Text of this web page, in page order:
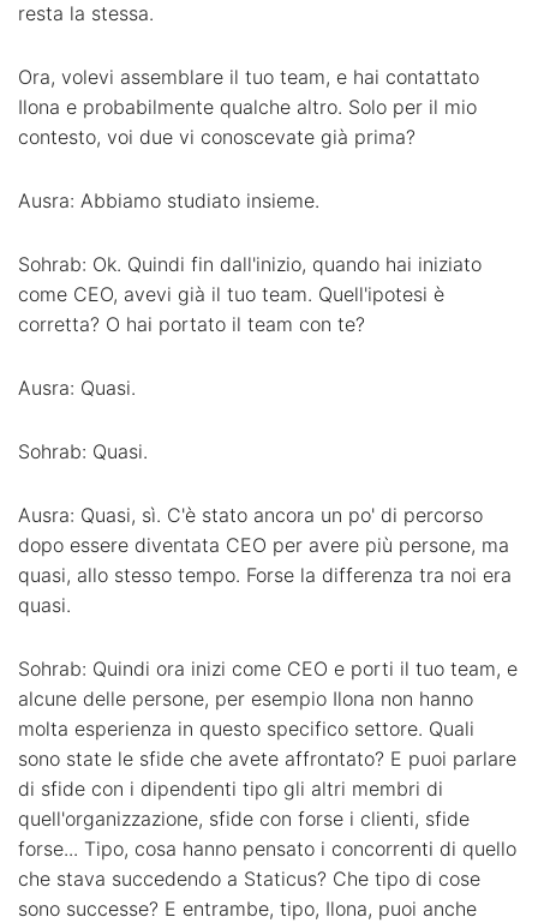
resta la stessa.
Ora, volevi assemblare il tuo team, e hai contattato
Ilona e probabilmente qualche altro. Solo per il mio
contesto, voi due vi conoscevate già prima?
Ausra: Abbiamo studiato insieme.
Sohrab: Ok. Quindi fin dall'inizio, quando hai iniziato
come CEO, avevi già il tuo team. Quell'ipotesi è
corretta? O hai portato il team con te?
Ausra: Quasi.
Sohrab: Quasi.
Ausra: Quasi, sì. C'è stato ancora un po' di percorso
dopo essere diventata CEO per avere più persone, ma
quasi, allo stesso tempo. Forse la differenza tra noi era
quasi.
Sohrab: Quindi ora inizi come CEO e porti il tuo team, e
alcune delle persone, per esempio Ilona non hanno
molta esperienza in questo specifico settore. Quali
sono state le sfide che avete affrontato? E puoi parlare
di sfide con i dipendenti tipo gli altri membri di
quell'organizzazione, sfide con forse i clienti, sfide
forse... Tipo, cosa hanno pensato i concorrenti di quello
che stava succedendo a Staticus? Che tipo di cose
sono successe? E entrambe, tipo, Ilona, puoi anche